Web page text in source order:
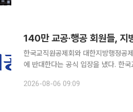
140만 교공·행공 회원들,
한국교직원공제회와 대한지방행정공
에 반대한다는 공식 입장을 냈다. 한국교직원공제회와 대한지방행정공제회 대의원회는 공제회의 지
고 의사결정기구다. 한국교직원공제
2026-08-06 09:09